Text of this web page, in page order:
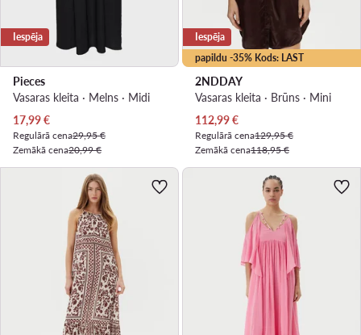
Iespēja
Pieces
Vasaras kleita · Melns · Midi
Pašreizējā cena
17,99€
Regulārā cena29,95 €
Zemākā cena20,99 €
papildu -35% Kods: LAST
Iespēja
2NDDAY
Vasaras kleita · Brūns · Mini
Pašreizējā cena
112,99€
Regulārā cena129,95 €
Zemākā cena118,95 €